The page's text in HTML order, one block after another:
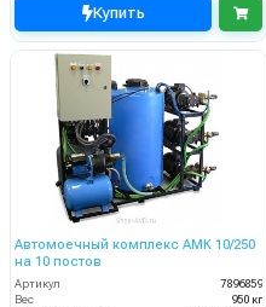
Купить
Автомоечный комплекс АМК 10/250
на 10 постов
Артикул
7896859
Вес
950 кг